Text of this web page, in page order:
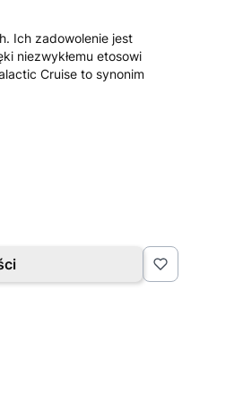
Ich zadowolenie jest
niezwykłemu etosowi
Cruise to synonim